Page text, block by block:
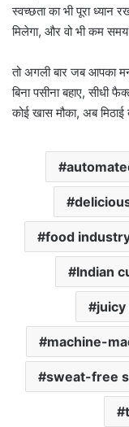
स्वच्छता का भी पूरा ध्यान
मिलेगा, और वो भी कम
तो अगली बार जब आपका
बिना पसीना बहाए, सीधी
कोई खास मौका, अब
food
Indian
juicy
machine-
sweat-free